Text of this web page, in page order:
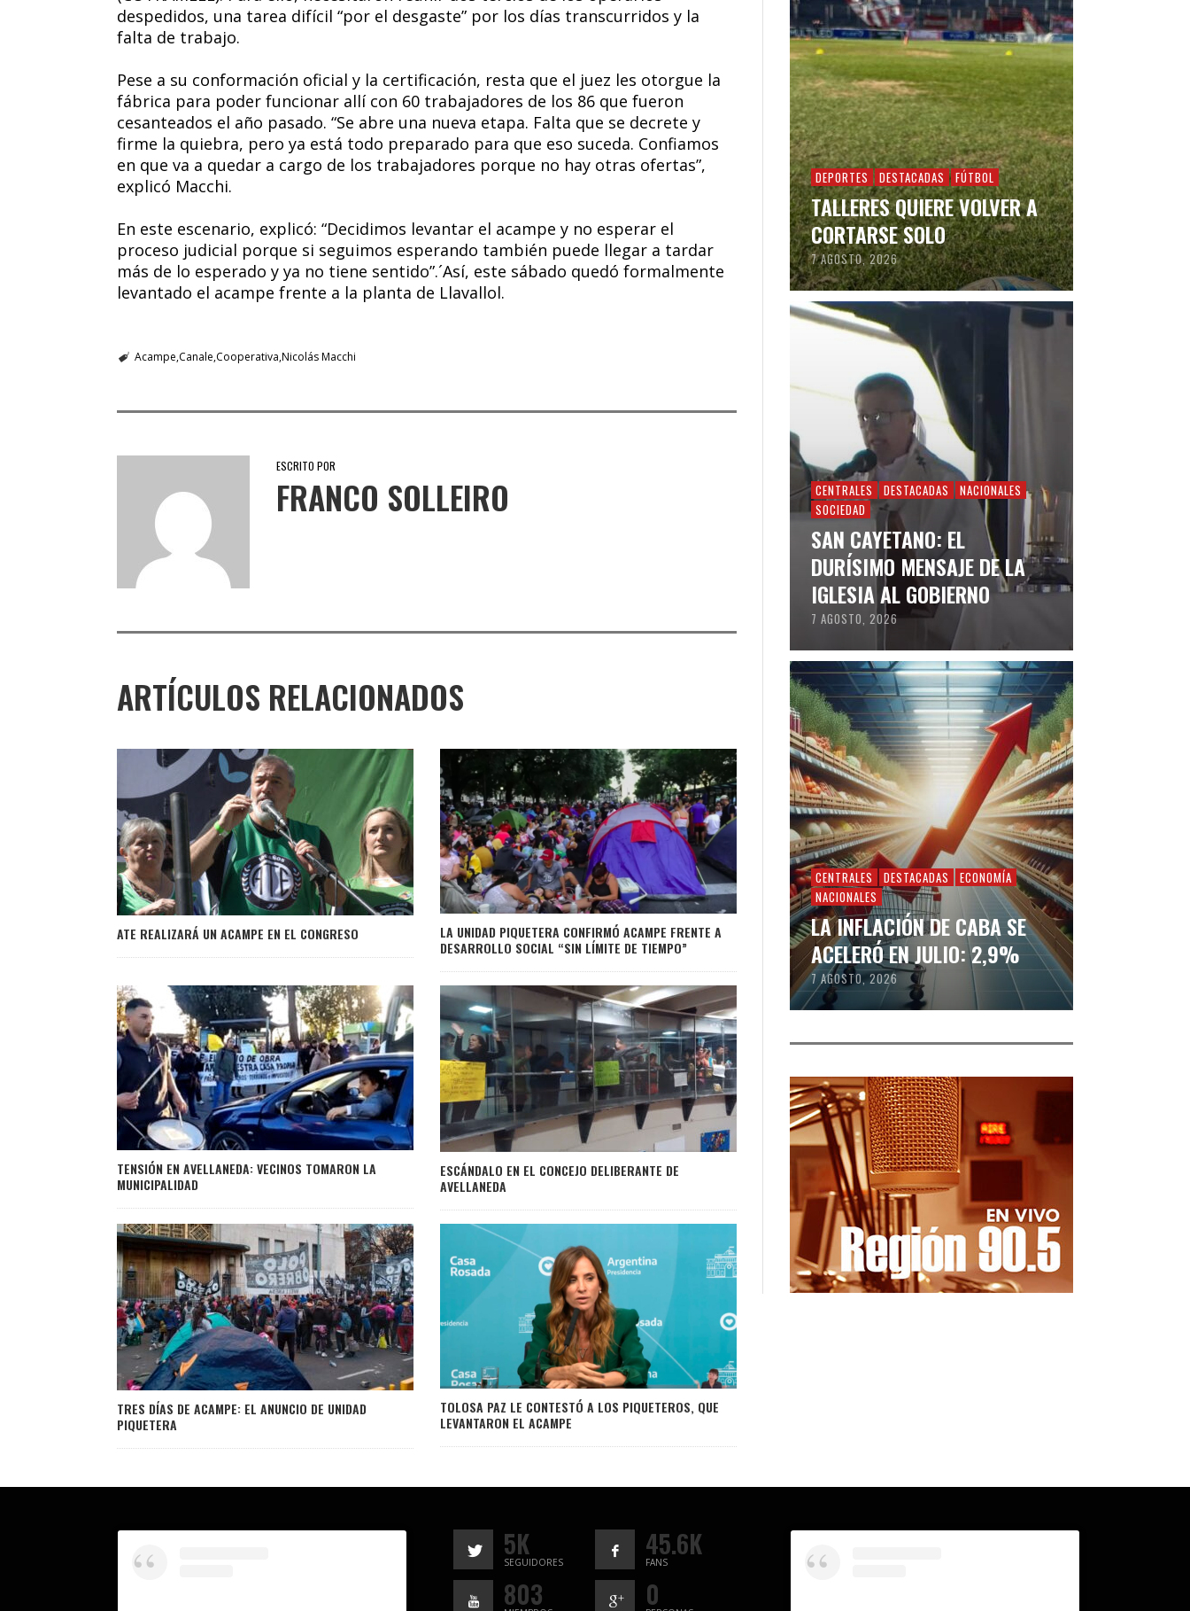
despedidos, una tarea difícil “por el desgaste” por los días transcurridos y la
falta de trabajo.
Pese a su conformación oficial y la certificación, resta que el juez les otorgue la
fábrica para poder funcionar allí con 60 trabajadores de los 86 que fueron
cesanteados el año pasado. “Se abre una nueva etapa. Falta que se decrete y
firme la quiebra, pero ya está todo preparado para que eso suceda. Confiamos
en que va a quedar a cargo de los trabajadores porque no hay otras ofertas”,
explicó Macchi.
En este escenario, explicó: “Decidimos levantar el acampe y no esperar el
proceso judicial porque si seguimos esperando también puede llegar a tardar
más de lo esperado y ya no tiene sentido”.´Así, este sábado quedó formalmente
levantado el acampe frente a la planta de Llavallol.
Acampe Canale Cooperativa Nicolás Macchi
ESCRITO POR
FRANCO SOLLEIRO
ARTÍCULOS RELACIONADOS
ATE REALIZARÁ UN ACAMPE EN EL CONGRESO
LA UNIDAD PIQUETERA CONFIRMÓ ACAMPE FRENTE A
DESARROLLO SOCIAL “SIN LÍMITE DE TIEMPO”
TENSIÓN EN AVELLANEDA: VECINOS TOMARON LA
MUNICIPALIDAD
ESCÁNDALO EN EL CONCEJO DELIBERANTE DE
AVELLANEDA
TRES DÍAS DE ACAMPE: EL ANUNCIO DE UNIDAD
PIQUETERA
TOLOSA PAZ LE CONTESTÓ A LOS PIQUETEROS, QUE
LEVANTARON EL ACAMPE
DEPORTES DESTACADAS FÚTBOL
TALLERES QUIERE VOLVER A
CORTARSE SOLO
7 AGOSTO, 2026
CENTRALES DESTACADAS
NACIONALES
SOCIEDAD
SAN CAYETANO: EL
DURÍSIMO MENSAJE DE LA
IGLESIA AL GOBIERNO
7 AGOSTO, 2026
CENTRALES DESTACADAS
ECONOMÍA
NACIONALES
LA INFLACIÓN DE CABA SE
ACELERÓ EN JULIO: 2,9%
7 AGOSTO, 2026
5K
SEGUIDORES
45.6K
FANS
803 0